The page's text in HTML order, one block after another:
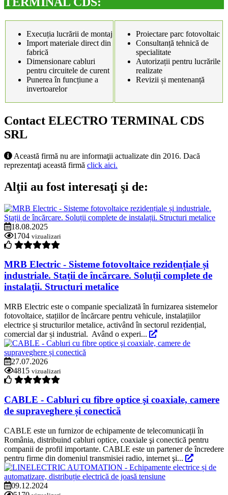
Execuția lucrării de montaj
Import materiale direct din
fabrică
Dimensionare cabluri
pentru circuitele de curent
Punerea în funcțiune a
invertoarelor
Proiectare parc fotovoltaic
Consultanță tehnică de
specialitate
Autorizații pentru lucrările
realizate
Revizii și mentenanță
Contact ELECTRO TERMINAL CDS
SRL
Această firmă nu are informaţii actualizate din 2016. Dacă
reprezentaţi această firmă click aici.
Alţii au fost interesaţi şi de:
18.08.2025
1704 vizualizari
MRB Electric - Sisteme fotovoltaice rezidențiale și
industriale. Stații de încărcare. Soluții complete de
instalații. Structuri metalice
MRB Electric este o companie specializată în furnizarea sistemelor
fotovoltaice, stațiilor de încărcare pentru vehicule, instalațiilor
electrice și structurilor metalice, activând în sectorul rezidențial,
comercial dar și industrial. Având o experi...
27.07.2026
4815 vizualizari
CABLE - Cabluri cu fibre optice şi coaxiale, camere
de supraveghere și conectică
CABLE este un furnizor de echipamente de telecomunicații în
România, distribuind cabluri optice, coaxiale şi conectică pentru
companii de profil importante. CABLE este un partener de încredere
pentru firme din domeniul transmisiei radio, internet şi...
09.12.2024